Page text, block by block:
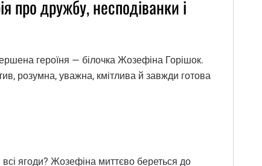
про дружбу, несподіванки і
героїня — білочка Жозефіна Горішок.
розумна, уважна, кмітлива й завжди готова
ягоди? Жозефіна миттєво береться до